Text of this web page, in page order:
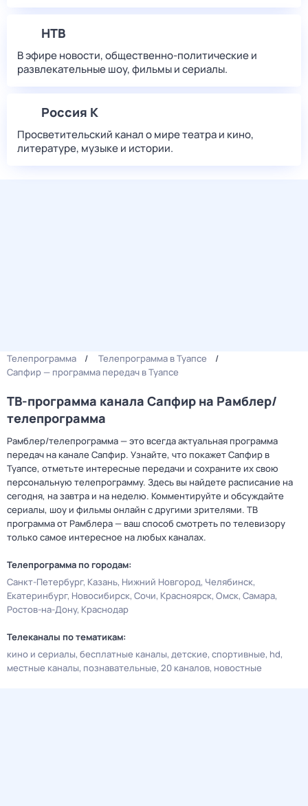
НТВ
В эфире новости, общественно-политические и
развлекательные шоу, фильмы и сериалы.
Россия К
Просветительский канал о мире театра и кино,
литературе, музыке и истории.
Телепрограмма
Телепрограмма в Туапсе
Сапфир — программа передач в Туапсе
ТВ-программа канала Сапфир на Рамблер/
телепрограмма
Рамблер/телепрограмма — это всегда актуальная программа
передач на канале Сапфир. Узнайте, что покажет Сапфир в
Туапсе, отметьте интересные передачи и сохраните их свою
персональную телепрограмму. Здесь вы найдете расписание на
сегодня, на завтра и на неделю. Комментируйте и обсуждайте
сериалы, шоу и фильмы онлайн с другими зрителями. ТВ
программа от Рамблера — ваш способ смотреть по телевизору
только самое интересное на любых каналах.
Телепрограмма по городам:
Санкт-Петербург Казань Нижний Новгород Челябинск
Екатеринбург Новосибирск Сочи Красноярск Омск Самара
Ростов-на-Дону Краснодар
Телеканалы по тематикам:
кино и сериалы бесплатные каналы детские спортивные hd
местные каналы познавательные 20 каналов новостные